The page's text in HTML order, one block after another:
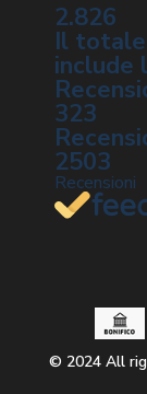
2.826
Il
include
323
2503
Recensioni
© 2024 All